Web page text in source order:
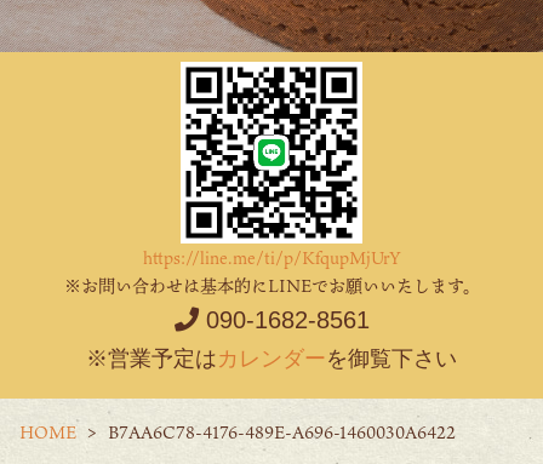
https://line.me/ti/p/KfqupMjUrY
※お問い合わせは基本的にLINEでお願いいたします。
090-1682-8561
※営業予定はカレンダーを御覧下さい
HOME B7AA6C78-4176-489E-A696-1460030A6422